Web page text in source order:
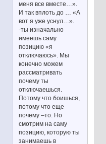
меня все вместе…».
И так вплоть до … «А
вот я уже уснул…».
-ты изначально
имеешь саму
позицию «я
отключаюсь». Мы
конечно можем
рассматривать
почему ты
отключаешься.
Потому что боишься,
потому что еще
почему –то. Но
смотрим на саму
позицию, которую ты
занимаешь в